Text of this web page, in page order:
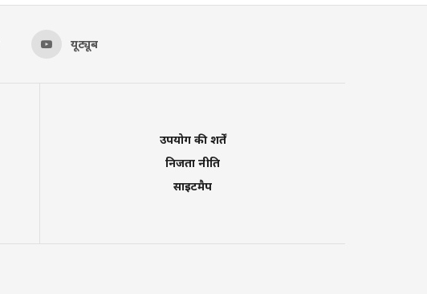
यूट्यूब
उपयोग की शर्तें
निजता नीति
साइटमैप